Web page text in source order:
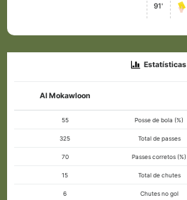
91'
Estatísticas
Al Mokawloon
55 Posse de bola (%)
325 Total de passes
70 Passes corretos (%)
15 Total de chutes
6 Chutes no gol